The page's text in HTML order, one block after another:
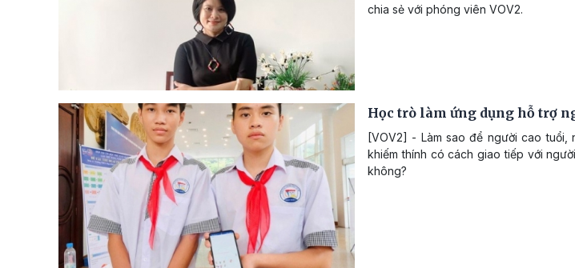
chia sẻ với phóng viên VOV2.
Học trò làm ứng dụng hỗ trợ
[VOV2] - Làm sao để người cao
khiếm thính có cách giao tiếp với
không?